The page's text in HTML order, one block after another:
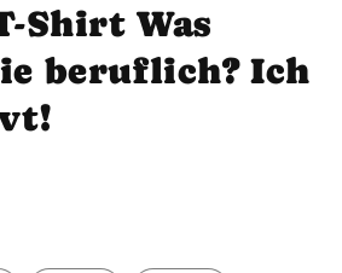
Shirt Was
beruflich? Ich